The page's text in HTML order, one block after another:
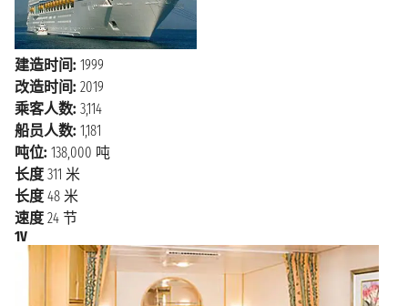
星是献给电影 《爱之船》（注：1977年间的一部脍炙人
口的电视影集“爱之船The Love Boat”，掀起 了一阵游轮
旅游的旋风，至今，“爱之船”这个字眼仍是许多人心中
游轮的代名词。影片 中那艘优美造型、内装典雅的游
轮主要就是于太平洋公主号邮轮上拍摄。），正是该
系列电影将游船推向了世界！另一个受欢迎的目的地是
盖蒂中心，这是一个收藏了大 量欧洲和美国艺术品的
博物馆，在这里还可以看到城市和海洋的迷人景色。还
有圣塔 莫尼卡码头及海滩，那里的餐厅和酒吧会让你
感到惊讶，在那里你可以在夕阳西下的 美妙时刻小酌
一杯。
建造时间: 1999
改造时间: 2019
乘客人数: 3,114
船员人数: 1,181
吨位: 138,000 吨
长度 311 米
长度 48 米
速度 24 节
1V